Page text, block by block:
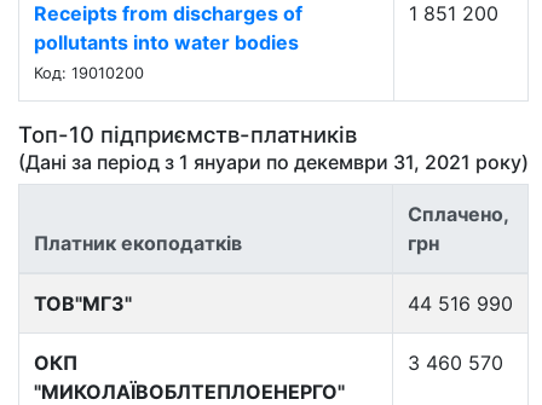
Receipts from discharges of
pollutants into water bodies
Код: 19010200
1 851 200
Топ-10 підприємств-платників
(Дані за період з 1 януари по декември 31, 2021 року)
Платник екоподатків
Сплачено,
грн
ТОВ"МГЗ" 44 516 990
ОКП
"МИКОЛАЇВОБЛТЕПЛОЕНЕРГО"
3 460 570